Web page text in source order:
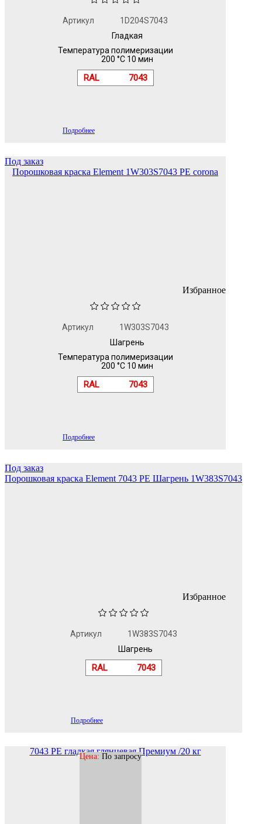
Артикул
1D204S7043
Гладкая
Температура полимеризации
200 °C 10 мин
RAL 7043
Подробнее
Под заказ
Порошковая краска Element 1W303S7043 PE corona
Избранное
Артикул
1W303S7043
Шагрень
Температура полимеризации
200 °C 10 мин
RAL 7043
Подробнее
Под заказ
Порошковая краска Element 7043 PE Шагрень 1W383S7043
Избранное
Артикул
1W383S7043
Шагрень
RAL 7043
Подробнее
7043 PE гладкая глянцевая Премиум /20 кг
Цена: По запросу